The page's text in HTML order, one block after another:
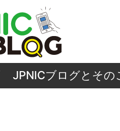
JPNICブログとその